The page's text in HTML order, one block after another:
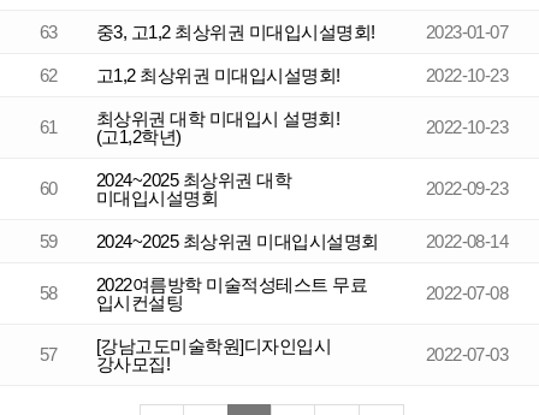
63 중3, 고1,2 최상위권 미대입시설명회! 2023-01-07
62 고1,2 최상위권 미대입시설명회! 2022-10-23
61
최상위권 대학 미대입시 설명회!
(고1,2학년)
2022-10-23
60
2024~2025 최상위권 대학
미대입시설명회
2022-09-23
59 2024~2025 최상위권 미대입시설명회 2022-08-14
58
2022여름방학 미술적성테스트 무료
입시컨설팅
2022-07-08
57
[강남고도미술학원]디자인입시
강사모집!
2022-07-03